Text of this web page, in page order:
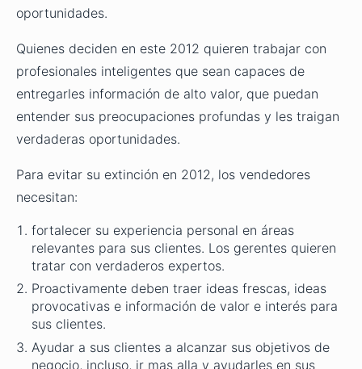
oportunidades.
Quienes deciden en este 2012 quieren trabajar con
profesionales inteligentes que sean capaces de
entregarles información de alto valor, que puedan
entender sus preocupaciones profundas y les traigan
verdaderas oportunidades.
Para evitar su extinción en 2012, los vendedores
necesitan:
fortalecer su experiencia personal en áreas
relevantes para sus clientes. Los gerentes quieren
tratar con verdaderos expertos.
Proactivamente deben traer ideas frescas, ideas
provocativas e información de valor e interés para
sus clientes.
Ayudar a sus clientes a alcanzar sus objetivos de
negocio, incluso, ir mas alla y ayudarles en sus